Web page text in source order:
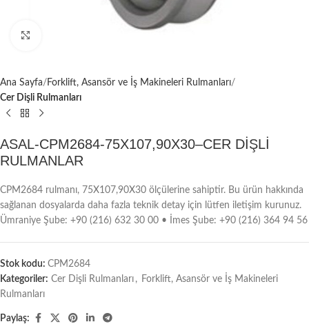
Ana Sayfa
Forklift, Asansör ve İş Makineleri Rulmanları
Cer Dişli Rulmanları
ASAL-CPM2684-75X107,90X30–CER DİŞLİ
RULMANLAR
CPM2684 rulmanı, 75X107,90X30 ölçülerine sahiptir. Bu ürün hakkında
sağlanan dosyalarda daha fazla teknik detay için lütfen iletişim kurunuz.
Ümraniye Şube: +90 (216) 632 30 00 • İmes Şube: +90 (216) 364 94 56
Stok kodu: CPM2684
Kategoriler: Cer Dişli Rulmanları , Forklift, Asansör ve İş Makineleri
Rulmanları
Paylaş: